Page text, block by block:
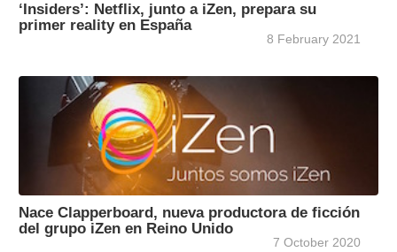
‘Insiders’: Netflix, junto a iZen, prepara su
primer reality en España
8 February 2021
Nace Clapperboard, nueva productora de ficción
del grupo iZen en Reino Unido
7 October 2020